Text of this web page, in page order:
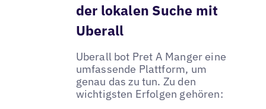
der lokalen Suche mit
Uberall
Uberall bot Pret A Manger eine
umfassende Plattform, um
genau das zu tun. Zu den
wichtigsten Erfolgen gehören: